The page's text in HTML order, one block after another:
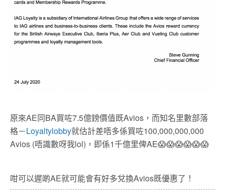
原來AE同BA買咗7.5億鎊價值既Avios，而知名里數部落
格－Loyaltylobby就估計差唔多係買咗100,000,000,000
Avios (唔識數呀我lol)，即係1千億里俾AE😱😱😱😱😱😱
咁可以遲啲AE就可能會有好多兌換Avios既優惠了！